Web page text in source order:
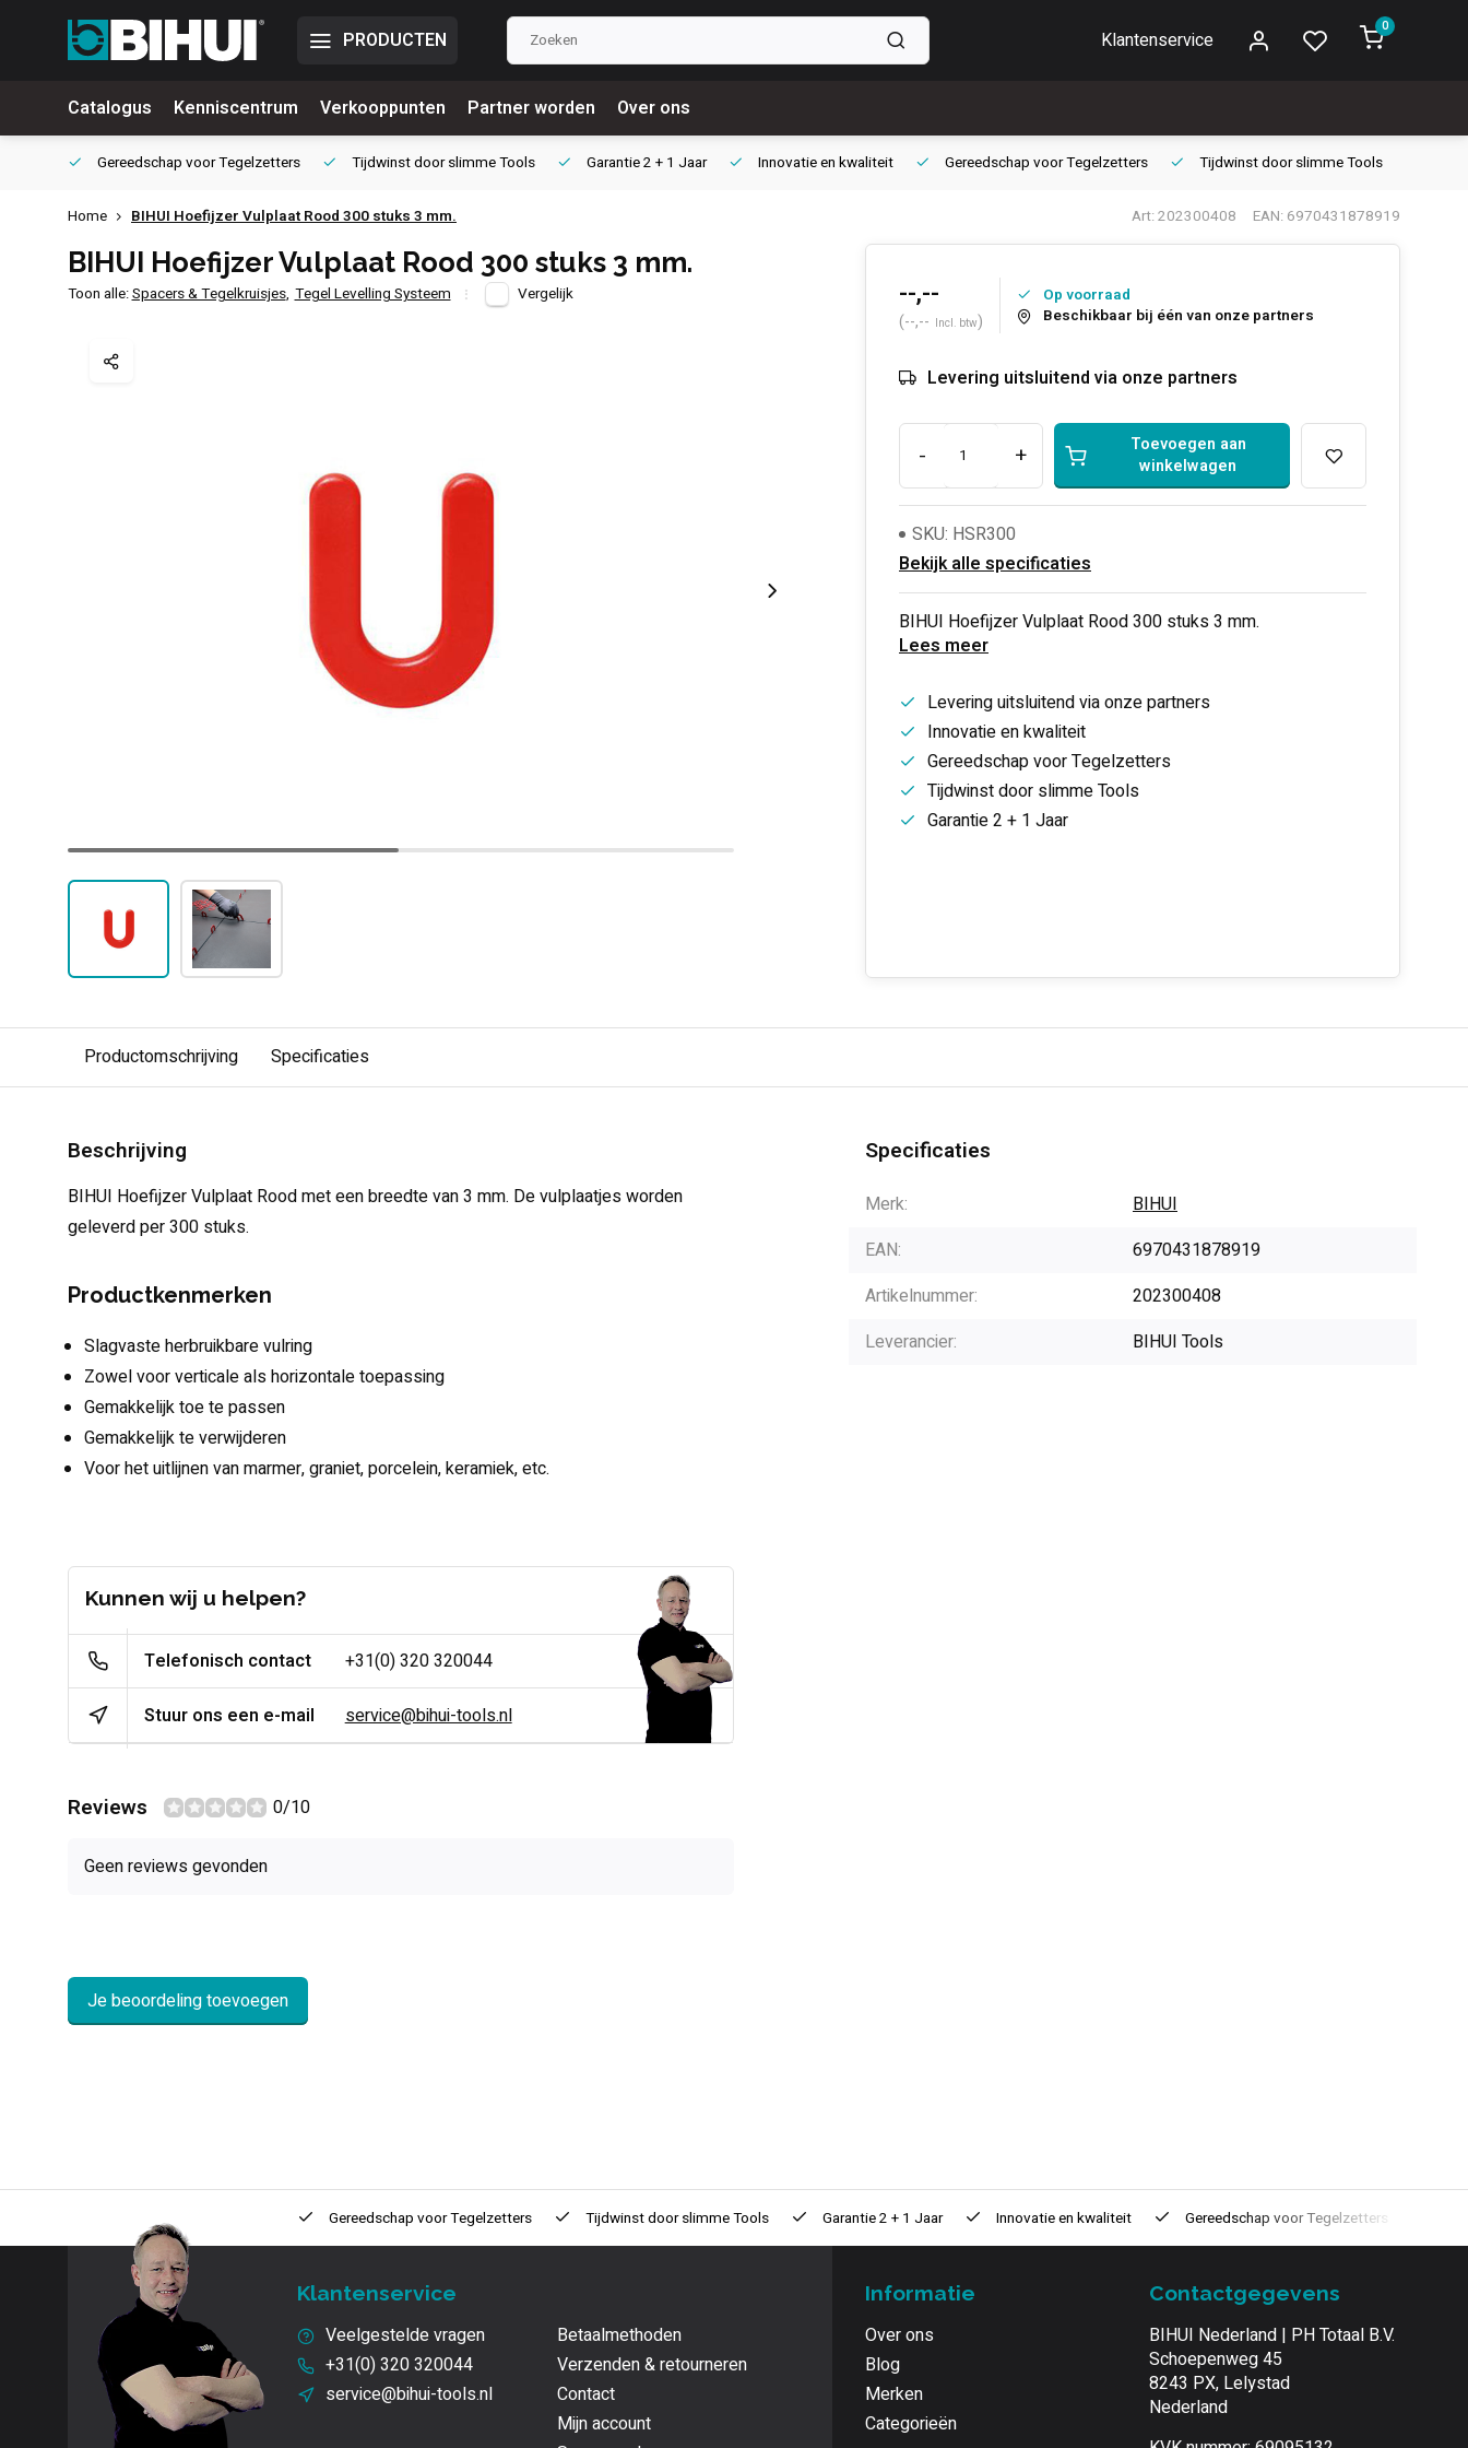
PRODUCTEN Klantenservice
0
Catalogus Kenniscentrum Verkooppunten Partner worden Over ons
Gereedschap voorTegelzetters Tijdwinst doorslimme Tools Garantie2 + 1 Jaar Innovatieen kwaliteit Gereedschap voorTegelzetters Tijdwinst doorslimme Tools
Home BIHUI Hoefijzer Vulplaat Rood 300 stuks 3 mm. Art: 202300408 EAN: 6970431878919
BIHUI Hoefijzer Vulplaat Rood 300 stuks 3 mm.
Toon alle:Spacers & Tegelkruisjes, Tegel Levelling Systeem Vergelijk --,--
(--,-- Incl. btw)
Op voorraad
Beschikbaar bij één van onze partners
Levering uitsluitend via onze partners
- +
Toevoegen aan
winkelwagen
SKU: HSR300
Bekijk alle specificaties
BIHUI Hoefijzer Vulplaat Rood 300 stuks 3 mm.
Lees meer
Levering uitsluitend via onze partners
Innovatie en kwaliteit
Gereedschap voor Tegelzetters
Tijdwinst door slimme Tools
Garantie 2 + 1 Jaar
Productomschrijving Specificaties
Beschrijving
BIHUI Hoefijzer Vulplaat Rood met een breedte van 3 mm. De vulplaatjes worden
geleverd per 300 stuks.
Productkenmerken
Slagvaste herbruikbare vulring
Zowel voor verticale als horizontale toepassing
Gemakkelijk toe te passen
Gemakkelijk te verwijderen
Voor het uitlijnen van marmer, graniet, porcelein, keramiek, etc.
Kunnen wij u helpen?
Telefonisch contact +31(0) 320 320044
Stuur ons een e-mail service@bihui-tools.nl
Reviews 0/10
Geen reviews gevonden
Je beoordeling toevoegen
Specificaties
Merk:
BIHUI
EAN:
6970431878919
Artikelnummer:
202300408
Leverancier:
BIHUI Tools
Innovatie Gereedschap voorTegelzetters Tijdwinst doorslimme Tools Garantie2 + 1 Jaar Innovatieen kwaliteit Gereedschap voorTegelzetters
Klantenservice
Veelgestelde vragen
+31(0) 320 320044
service@bihui-tools.nl
Betaalmethoden
Verzenden & retourneren
Contact
Mijn account
Informatie
Over ons
Blog
Merken
Categorieën
Contactgegevens
BIHUI Nederland | PH Totaal B.V.
Schoepenweg 45
8243 PX, Lelystad
Nederland